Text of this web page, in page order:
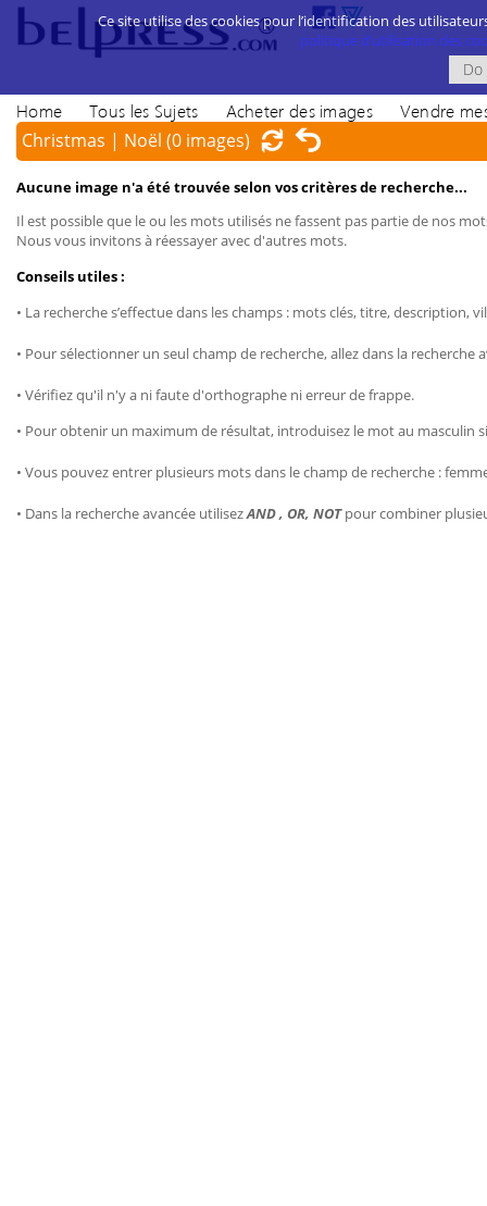
Home Tous les Sujets Acheter des images Vendre
Christmas | Noël (0 images)
Aucune image n'a été trouvée selon vos critères de recherche...
Il est possible que le ou les mots utilisés ne fassent pas partie de nos
Nous vous invitons à réessayer avec d'autres mots.
Conseils utiles :
• La recherche s’effectue dans les champs : mots clés, titre, description,
• Pour sélectionner un seul champ de recherche, allez dans la recherche
• Vérifiez qu'il n'y a ni faute d'orthographe ni erreur de frappe.
• Pour obtenir un maximum de résultat, introduisez le mot au masculin
• Vous pouvez entrer plusieurs mots dans le champ de recherche :
• Dans la recherche avancée utilisezAND , OR, NOTpour combiner
Ce site utilise des cookies pour l’identification des
politique d’utilisation des